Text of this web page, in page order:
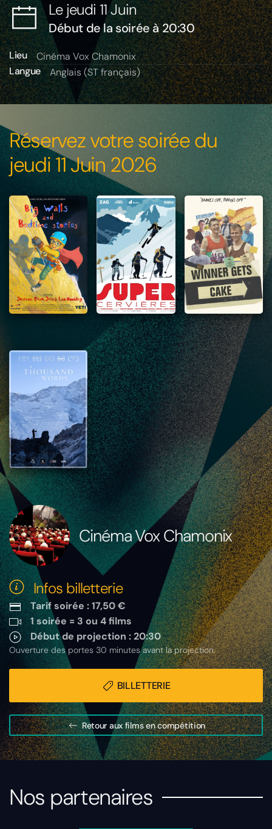
Le jeudi 11 Juin
Début de la soirée à 20:30
Lieu
Cinéma Vox Chamonix
Langue
Anglais (ST français)
Réservez votre soirée du
jeudi 11 Juin 2026
Cinéma Vox Chamonix
Infos billetterie
Tarif soirée : 17,50 €
1 soirée = 3 ou 4 films
Début de projection : 20:30
Ouverture des portes 30 minutes avant la projection.
BILLETTERIE
Retour aux films en compétition
Nos partenaires